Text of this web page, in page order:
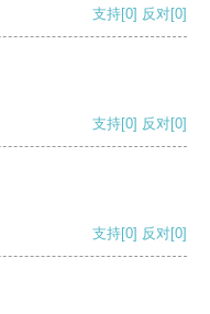
支持[0] 反对[0]
支持[0] 反对[0]
支持[0] 反对[0]